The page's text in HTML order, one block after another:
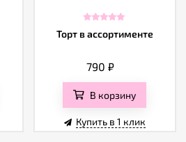
Торт в ассортименте
790₽
В корзину
Купить в 1 клик